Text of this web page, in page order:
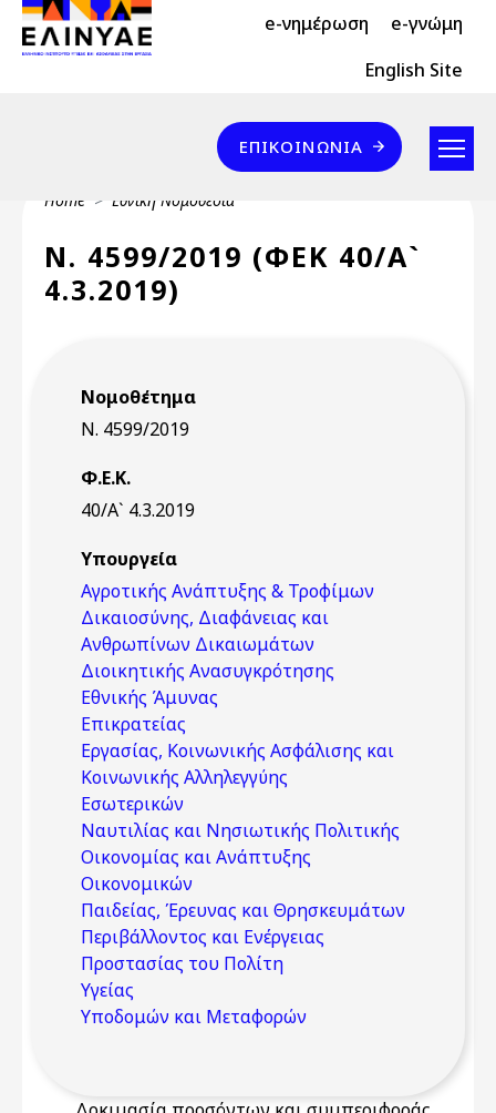
Skip to main content
Header Top 2 e-νημέρωση e-γνώμη
Header Top English Site
Επικοινωνία
ΕΠΙΚΟΙΝΩΝΊΑ
Breadcrumb
Home Εθνική Νομοθεσία
Ν. 4599/2019 (ΦΕΚ 40/Α`
4.3.2019)
Νομοθέτημα
Ν. 4599/2019
Φ.Ε.Κ.
40/Α` 4.3.2019
Υπουργεία
Αγροτικής Ανάπτυξης & Τροφίμων
Δικαιοσύνης, Διαφάνειας και
Ανθρωπίνων Δικαιωμάτων
Διοικητικής Ανασυγκρότησης
Εθνικής Άμυνας
Επικρατείας
Εργασίας, Κοινωνικής Ασφάλισης και
Κοινωνικής Αλληλεγγύης
Εσωτερικών
Ναυτιλίας και Νησιωτικής Πολιτικής
Οικονομίας και Ανάπτυξης
Οικονομικών
Παιδείας, Έρευνας και Θρησκευμάτων
Περιβάλλοντος και Ενέργειας
Προστασίας του Πολίτη
Υγείας
Υποδομών και Μεταφορών